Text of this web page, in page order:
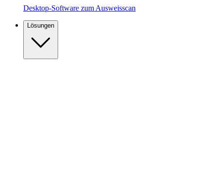
Desktop-Software zum Ausweisscan
Lösungen